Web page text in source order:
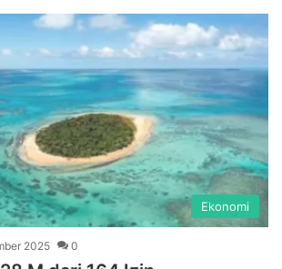
Ekonomi
2025 0